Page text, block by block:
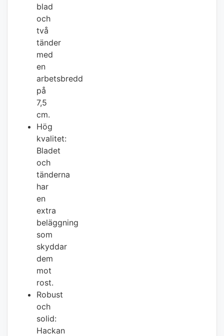
blad
och
två
tänder
med
en
arbetsbredd
på
7,5
cm.
Hög
kvalitet:
Bladet
och
tänderna
har
en
extra
beläggning
som
skyddar
dem
mot
rost.
Robust
och
solid:
Hackan